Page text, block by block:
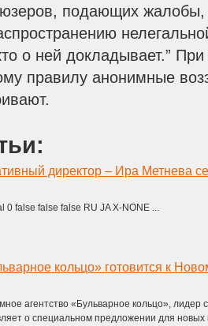
подающих жалобы,
о ней докладывает.”
правилу анонимные
0 false false false RU JA X-NONE ...
агентство «Бульварное кольцо»,
о специальном предложении для новых